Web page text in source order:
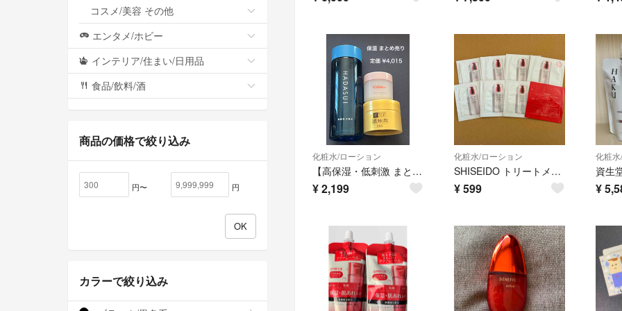
化粧水/ローション
【高保湿・低刺激 まとめ売り】 肌水 極潤 カラミー 3つセット
¥2,199
化粧水/ローション
SHISEIDO トリートメントソフナー エンリッチド 2mL 8包
¥599
化粧
¥
コスメ/美容 その他
エンタメ/ホビー
インテリア/住まい/日用品
食品/飲料/酒
商品の価格で絞り込み
円〜 円
カラーで絞り込み